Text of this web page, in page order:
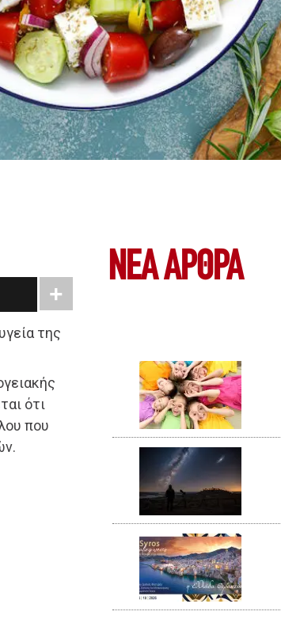
της
ότι
που
ΝΕΑ ΆΡΘΡΑ